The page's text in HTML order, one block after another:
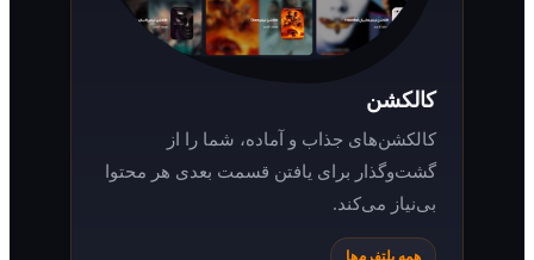
کالکشن‌های جذاب و آماده، شما را از
گشت‌وگذار برای یافتن قسمت بعدی هر محتوا
بی‌نیاز می‌کند.